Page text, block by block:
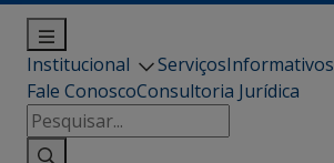
Institucional ServiçosInformativos
Fale ConoscoConsultoria Jurídica
Pesquisar
por: